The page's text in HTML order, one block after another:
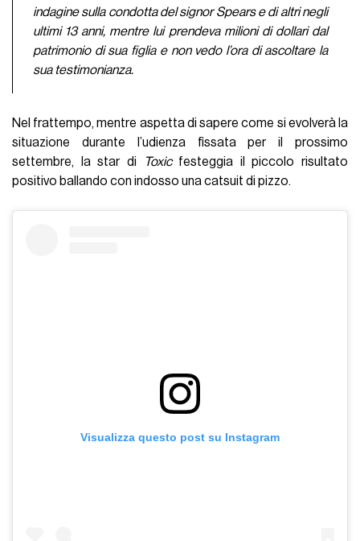
indagine sulla condotta del signor Spears e di altri negli
ultimi 13 anni, mentre lui prendeva milioni di dollari dal
patrimonio di sua figlia e non vedo l’ora di ascoltare la
sua testimonianza.
Nel frattempo, mentre aspetta di sapere come si evolverà la
situazione durante l’udienza fissata per il prossimo
settembre, la star di
Toxicfesteggia il piccolo risultato
positivo ballando con indosso una catsuit di pizzo.
Visualizza questo post su Instagram